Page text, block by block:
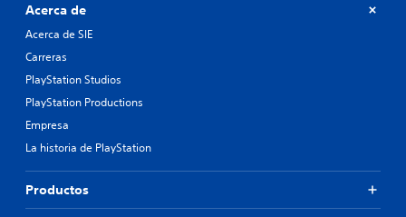
Acerca de
Acerca de SIE
Carreras
PlayStation Studios
PlayStation Productions
Empresa
La historia de PlayStation
Productos